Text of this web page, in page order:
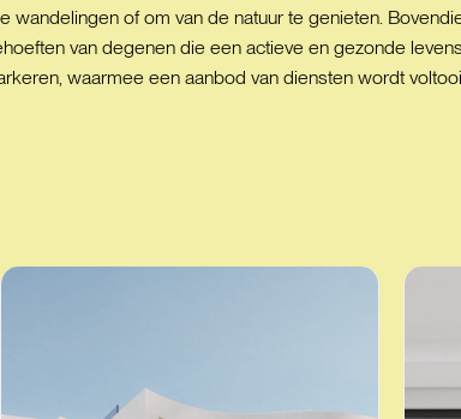
wandelingen of om van de natuur te genieten.
van degenen die een actieve en gezonde
waarmee een aanbod van diensten wordt